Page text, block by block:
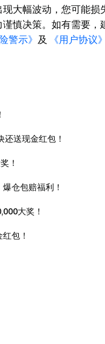
大幅波动，您可能
慎决策。如有需要，
警示》 及 《用户协议》
还送现金红包！
！
仓包赔福利！
大奖！
包！